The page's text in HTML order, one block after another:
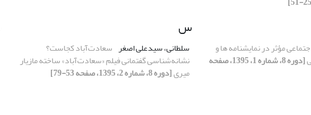
مؤثر در نمایشنامه‏ ها و
[دوره 8، شماره 1، 1395، صفحه
س
سلطانی، سیدعلی اصغر سعادت‌آباد کجاست؟
نشانه‌شناسی گفتمانی فیلم «سعادت‌آباد» ساخته مازیار
میری[دوره 8، شماره 2، 1395، صفحه 53-79]